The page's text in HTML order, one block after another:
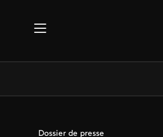
Dossier de presse